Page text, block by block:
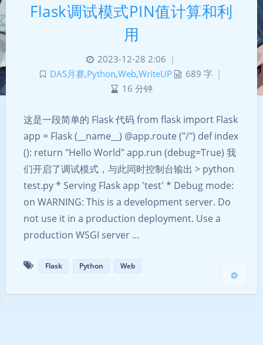
夜间模式
Sans Serif Serif
浅阴影 深阴影
关闭 日落 暗化
Flask调试模式PIN值计算和利
用
2023-12-28 2:06
DAS月赛,Python,Web,WriteUP 689 字
16 分钟
这是一段简单的 Flask 代码 from flask import Flask
app = Flask (__name__) @app.route ("/") def index
(): return "Hello World" app.run (debug=True) 我
们开启了调试模式，与此同时控制台输出 > python
test.py * Serving Flask app 'test' * Debug mode:
on WARNING: This is a development server. Do
not use it in a production deployment. Use a
production WSGI server …
Flask Python Web